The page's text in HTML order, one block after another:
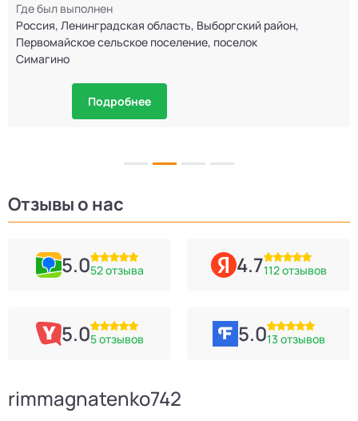
Где был выполнен
Россия, Ленинградская область, Выборгский район,
Первомайское сельское поселение, поселок
Симагино
Подробнее
Отзывы о нас
5.052 отзыва 4.7112 отзывов
5.05 отзывов 5.013 отзывов
rimmagnatenko742